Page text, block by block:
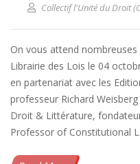
Collectif l'Unité du Droit
On vous attend
Librairie des Lois le 04
en partenariat avec les
professeur Richard
Droit & Littérature,
Professor of Constitutional